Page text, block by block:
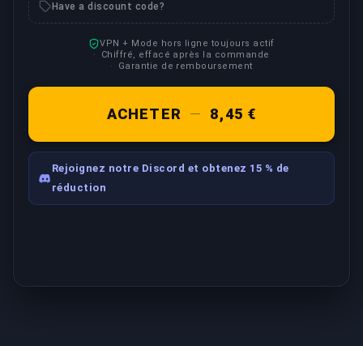
Have a discount code?
VPN + Mode hors ligne toujours actif
Chiffré, effacé après la commande
Garantie de remboursement
ACHETER — 8,45 €
Rejoignez notre Discord et obtenez 15 % de
réduction